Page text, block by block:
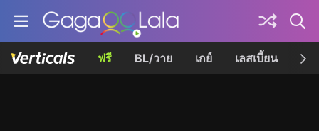
ฟรี BL/วาย เกย์ เลสเบี้ยน เค